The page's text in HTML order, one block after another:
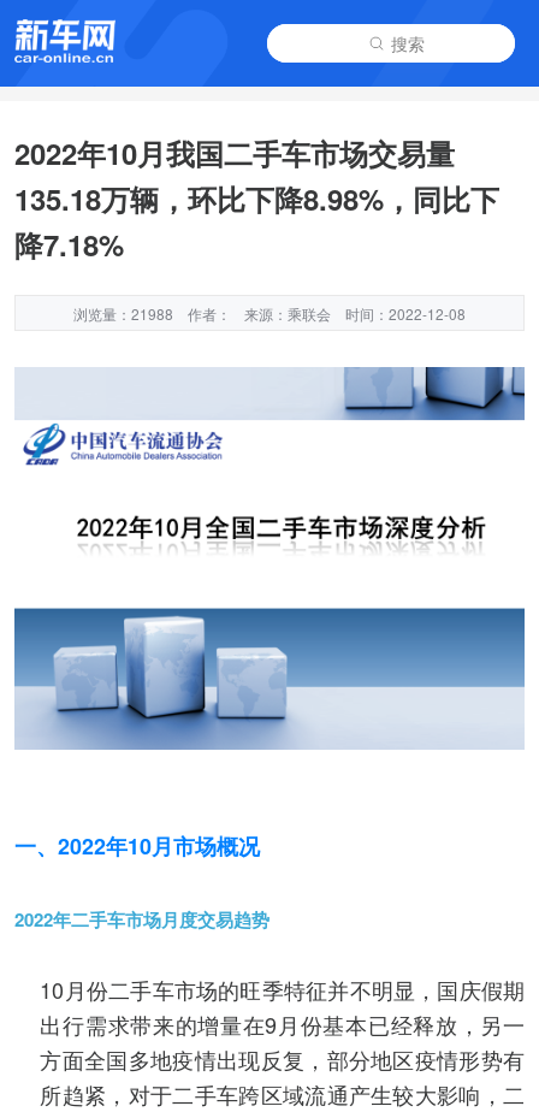
搜索
2022年10月我国二手车市场交易量
135.18万辆，环比下降8.98%，同比下
降7.18%
浏览量：21988 作者： 来源：乘联会 时间：2022-12-08
一、2022年10月市场概况
2022年二手车市场月度交易趋势
10月份二手车市场的旺季特征并不明显，国庆假期
出行需求带来的增量在9月份基本已经释放，另一
方面全国多地疫情出现反复，部分地区疫情形势有
所趋紧，对于二手车跨区域流通产生较大影响，二